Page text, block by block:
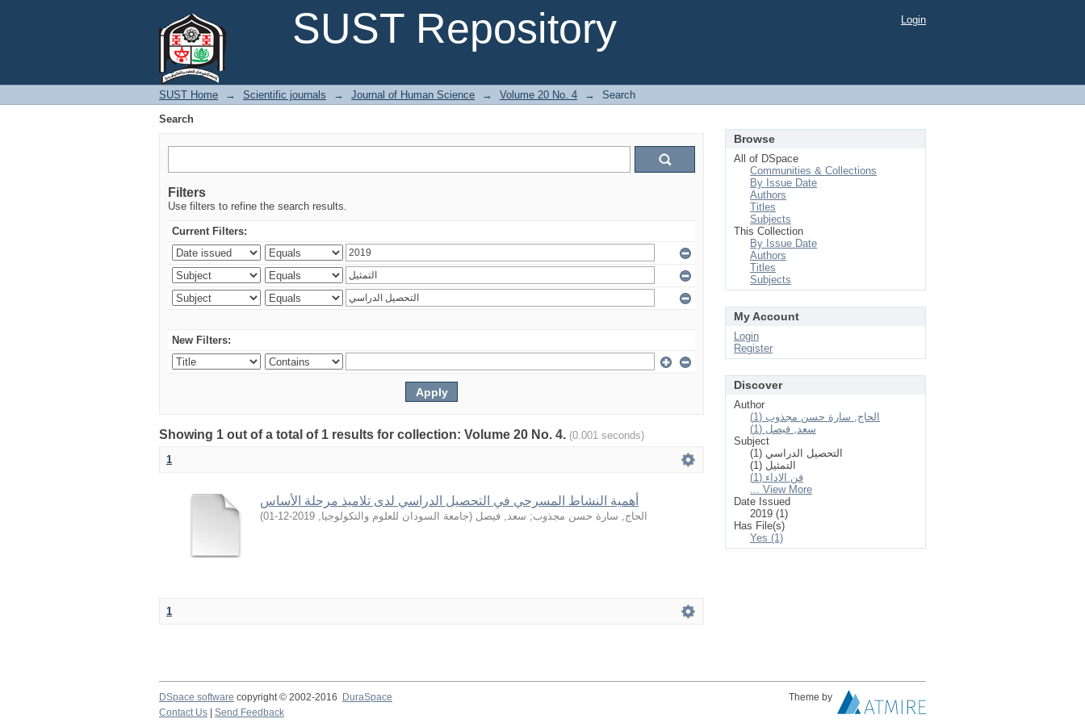
SUST Repository
Login
SUST Home → Scientific journals → Journal of Human Science → Volume 20 No. 4 →
Search
Search
Filters
Use filters to refine the search results.
Current Filters:
New Filters:
Showing 1 out of a total of 1 results for collection: Volume 20 No. 4. (0.001 seconds)
1
أهمية النشاط المسرحي في التحصيل الدراسي لدى تلاميذ مرحلة الأساس
الحاج, سارة حسن مجذوب; سعد, فيصل (جامعة السودان للعلوم والتكولوجيا,
2019-12-01
)
1
Browse
All of DSpace
Communities & Collections
By Issue Date
Authors
Titles
Subjects
This Collection
By Issue Date
Authors
Titles
Subjects
My Account
Login
Register
Discover
Author
الحاج, سارة حسن مجذوب (1)
سعد, فيصل (1)
Subject
التحصيل الدراسي (1)
التمثيل (1)
فن الاداء (1)
... View More
Date Issued
2019 (1)
Has File(s)
Yes (1)
DSpace software copyright © 2002-2016 DuraSpace
Theme by
Contact Us
Send Feedback